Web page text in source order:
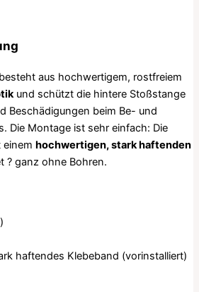
aus hochwertigem, rostfreiem
und schützt die hintere Stoßstange
Beschädigungen beim Be- und
Die Montage ist sehr einfach: Die
einem hochwertigen, stark haftenden
? ganz ohne Bohren.
haftendes Klebeband (vorinstalliert)